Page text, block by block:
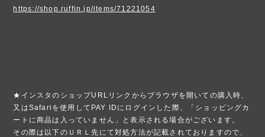
https://shop.ruffin.jp/items/71221054
★インスタのショップURLリンクからブラウザを開いての購入時、
又はSafariを使用してPAY IDにログインした際、「ショッピングカ
ートに商品は入っていません」と表示される場合がございます。
その際は以下のＵＲＬ先にて対処方法が記載されておりますので、